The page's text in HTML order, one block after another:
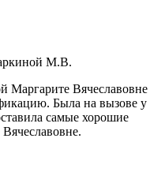
М.В.
Маргарите Вячеславовне
Была на вызове у
самые хорошие